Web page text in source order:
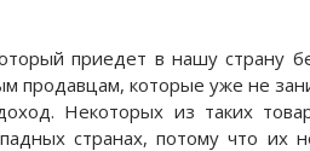
приедет в нашу страну
продавцам, которые уже не
Некоторых из таких
странах, потому что их